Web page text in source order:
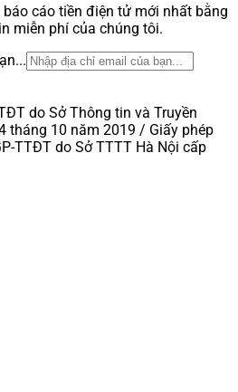
cáo tiền điện tử mới nhất bằng
miễn phí của chúng tôi.
do Sở Thông tin và Truyền
tháng 10 năm 2019 / Giấy phép
TTĐT do Sở TTTT Hà Nội cấp